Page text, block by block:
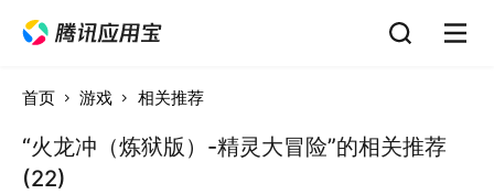
首页 游戏 相关推荐
“火龙冲（炼狱版）-精灵大冒险”的相关推荐
(22)